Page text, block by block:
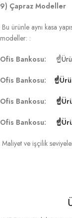
9) Çapraz Modeller
Bu ürünle aynı kasa
modeller: :
Ofis Bankosu:
Ofis Bankosu:
Ofis Bankosu:
Ofis Bankosu:
Maliyet ve işçilik